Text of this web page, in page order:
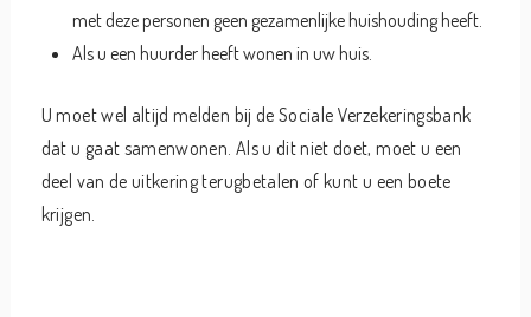
met deze personen geen gezamenlijke huishouding heeft.
Als u een huurder heeft wonen in uw huis.
U moet wel altijd melden bij de Sociale Verzekeringsbank
dat u gaat samenwonen. Als u dit niet doet, moet u een
deel van de uitkering terugbetalen of kunt u een boete
krijgen.